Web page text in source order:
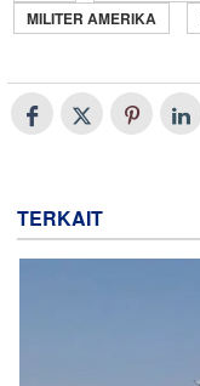
MILITER AMERIKA
TERKAIT